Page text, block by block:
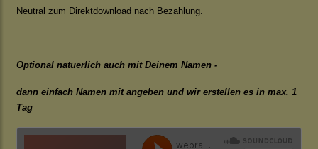
Neutral zum Direktdownload nach Bezahlung.
Optional natuerlich auch mit Deinem Namen -
dann einfach Namen mit angeben und wir erstellen es in max. 1
Tag